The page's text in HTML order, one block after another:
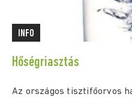
INFO
Hőségriasztás
Az országos tisztifőorvos